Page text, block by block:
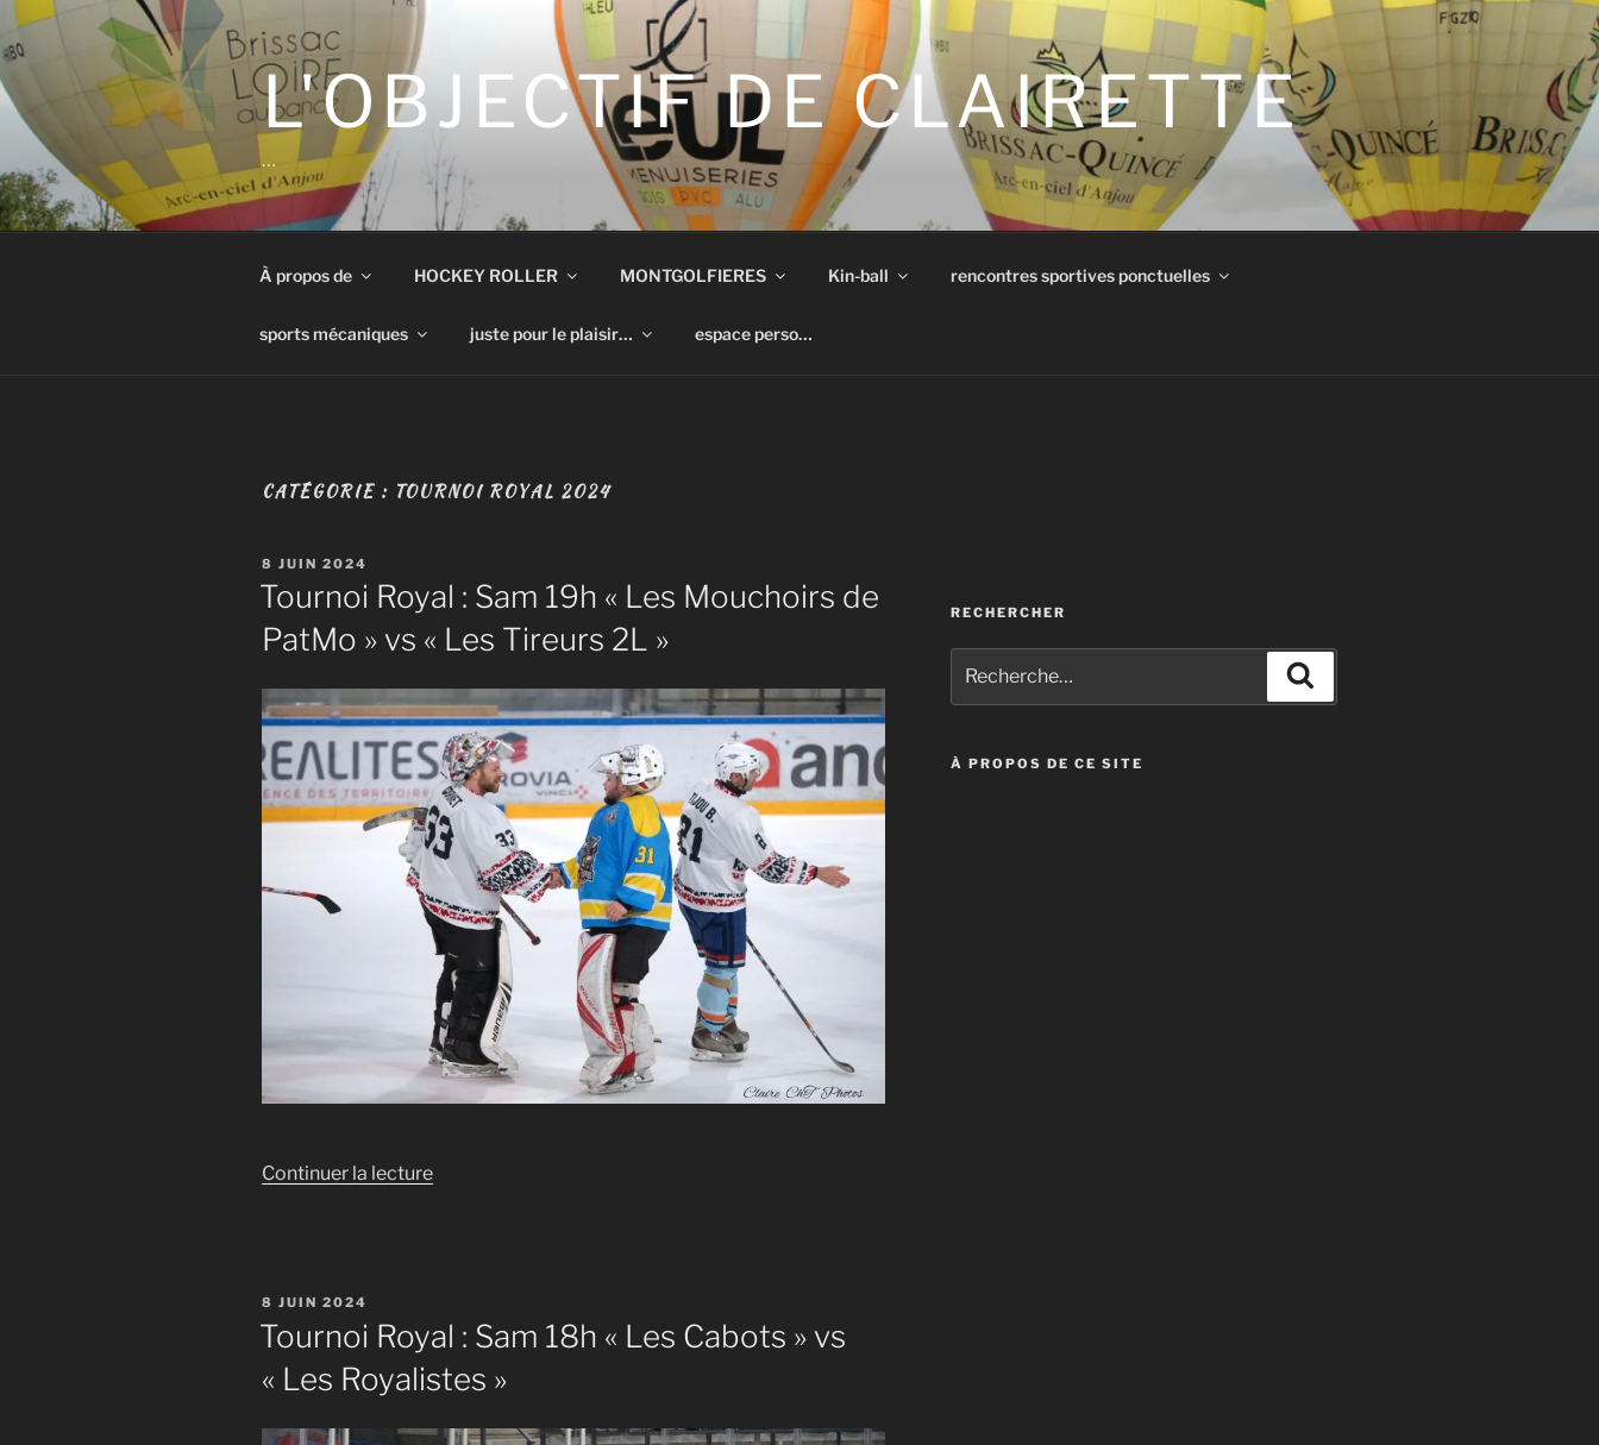
Aller
au
principal
L'OBJECTIF DE CLAIRETTE
…
À propos de HOCKEY ROLLER MONTGOLFIERES Kin-ball rencontres sportives ponctuelles
sports mécaniques juste pour le plaisir… espace perso…
CATÉGORIE : TOURNOI ROYAL 2024
PUBLIÉ
LE
8 JUIN 2024
Tournoi Royal : Sam 19h « Les Mouchoirs de
PatMo » vs « Les Tireurs 2L »
Continuer la lecturede
« Les
Mouchoirs
PatMo »
PUBLIÉ
LE
8 JUIN 2024
Tournoi Royal : Sam 18h « Les Cabots » vs
« Les Royalistes »
RECHERCHER
pour
:
À PROPOS DE CE SITE